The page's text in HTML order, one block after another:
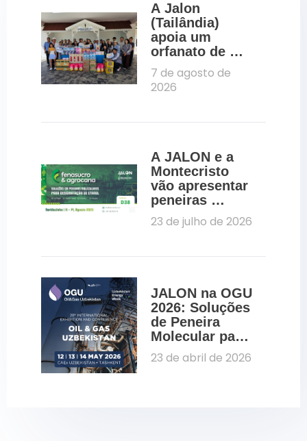
A Jalon
(Tailândia)
apoia um
orfanato de
Pattaya através
de uma
iniciativa de
7 de agosto de
2026
A JALON e a
Montecristo
vão apresentar
peneiras
moleculares
para a
do etanol na
2026
23 de julho de 2026
JALON na OGU
2026: Soluções
de Peneira
Molecular para
Petróleo e Gás
23 de abril de 2026